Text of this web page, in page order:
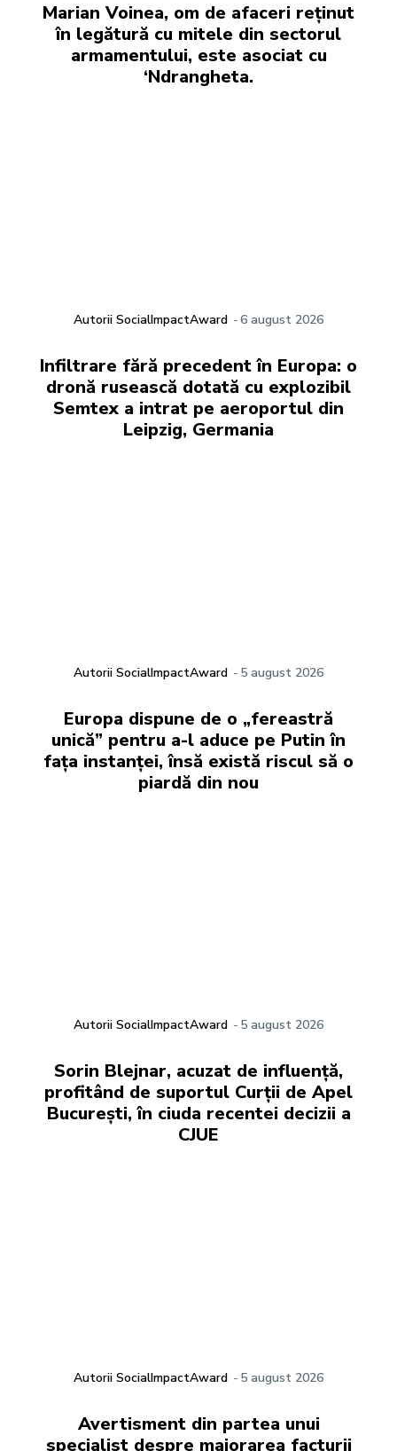
Marian Voinea, om de afaceri reținut
în legătură cu mitele din sectorul
armamentului, este asociat cu
‘Ndrangheta.
Autorii SocialImpactAward -6 august 2026
Infiltrare fără precedent în Europa: o
dronă rusească dotată cu explozibil
Semtex a intrat pe aeroportul din
Leipzig, Germania
Autorii SocialImpactAward - 5 august 2026
Europa dispune de o „fereastră
unică” pentru a-l aduce pe Putin în
fața instanței, însă există riscul să o
piardă din nou
Autorii SocialImpactAward - 5 august 2026
Sorin Blejnar, acuzat de influență,
profitând de suportul Curții de Apel
București, în ciuda recentei decizii a
CJUE
Autorii SocialImpactAward - 5 august 2026
Avertisment din partea unui
specialist despre majorarea facturii